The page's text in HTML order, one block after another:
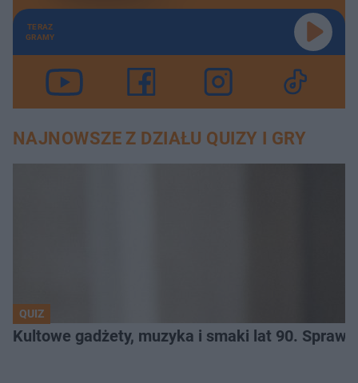
TERAZ
GRAMY
NAJNOWSZE Z DZIAŁU QUIZY I GRY
QUIZ
Kultowe gadżety, muzyka i smaki lat 90.